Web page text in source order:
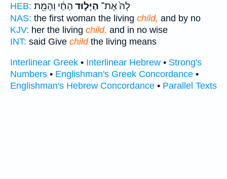
HEB:
לָהּ֙ אֶת־ הַיָּל֣וּד הַחַ֔י וְהָמֵ֖ת
NAS: the first woman the living child, and by no
KJV: her the living child, and in no wise
INT: said Give childthe living means
Interlinear Greek • Interlinear Hebrew • Strong's
Numbers • Englishman's Greek Concordance •
Englishman's Hebrew Concordance • Parallel Texts